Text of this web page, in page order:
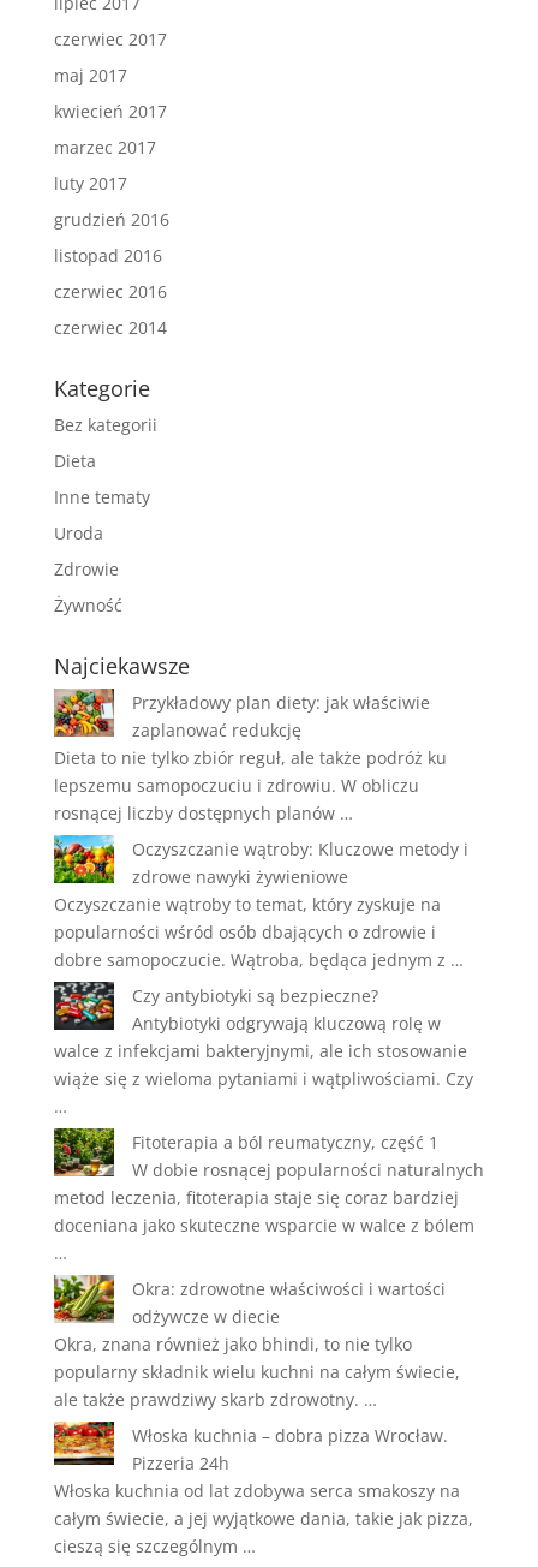
czerwiec 2017
maj 2017
kwiecień 2017
marzec 2017
luty 2017
grudzień 2016
listopad 2016
czerwiec 2016
czerwiec 2014
Kategorie
Bez kategorii
Dieta
Inne tematy
Uroda
Zdrowie
Żywność
Najciekawsze
Przykładowy plan diety: jak właściwie
zaplanować redukcję
Dieta to nie tylko zbiór reguł, ale także podróż ku
lepszemu samopoczuciu i zdrowiu. W obliczu
rosnącej liczby dostępnych planów …
Oczyszczanie wątroby: Kluczowe metody i
zdrowe nawyki żywieniowe
Oczyszczanie wątroby to temat, który zyskuje na
popularności wśród osób dbających o zdrowie i
dobre samopoczucie. Wątroba, będąca jednym z …
Czy antybiotyki są bezpieczne?
Antybiotyki odgrywają kluczową rolę w
walce z infekcjami bakteryjnymi, ale ich stosowanie
wiąże się z wieloma pytaniami i wątpliwościami. Czy
…
Fitoterapia a ból reumatyczny, część 1
W dobie rosnącej popularności naturalnych
metod leczenia, fitoterapia staje się coraz bardziej
doceniana jako skuteczne wsparcie w walce z bólem
…
Okra: zdrowotne właściwości i wartości
odżywcze w diecie
Okra, znana również jako bhindi, to nie tylko
popularny składnik wielu kuchni na całym świecie,
ale także prawdziwy skarb zdrowotny. …
Włoska kuchnia – dobra pizza Wrocław.
Pizzeria 24h
Włoska kuchnia od lat zdobywa serca smakoszy na
całym świecie, a jej wyjątkowe dania, takie jak pizza,
cieszą się szczególnym …